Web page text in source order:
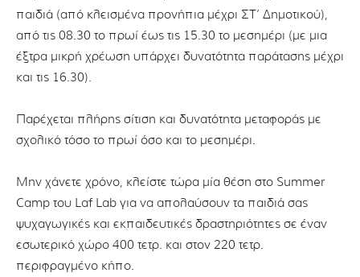
παιδιά (από κλεισμένα προνήπια μέχρι ΣΤ’ Δημοτικού),
από τις 08.30 το πρωί έως τις 15.30 το μεσημέρι (με μια
έξτρα μικρή χρέωση υπάρχει δυνατότητα παράτασης μέχρι
και τις 16.30).
Παρέχεται πλήρης σίτιση και δυνατότητα μεταφοράς με
σχολικό τόσο το πρωί όσο και το μεσημέρι.
Μην χάνετε χρόνο, κλείστε τώρα μία θέση στο Summer
Camp του Laf Lab για να απολαύσουν τα παιδιά σας
ψυχαγωγικές και εκπαιδευτικές δραστηριότητες σε έναν
εσωτερικό χώρο 400 τετρ. και στον 220 τετρ.
περιφραγμένο κήπο.